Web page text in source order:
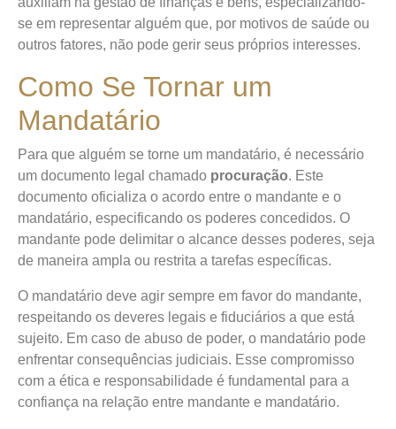
se em representar alguém que, por motivos de saúde ou
outros fatores, não pode gerir seus próprios interesses.
Como Se Tornar um
Mandatário
Para que alguém se torne um mandatário, é necessário
um documento legal chamado procuração. Este
documento oficializa o acordo entre o mandante e o
mandatário, especificando os poderes concedidos. O
mandante pode delimitar o alcance desses poderes, seja
de maneira ampla ou restrita a tarefas específicas.
O mandatário deve agir sempre em favor do mandante,
respeitando os deveres legais e fiduciários a que está
sujeito. Em caso de abuso de poder, o mandatário pode
enfrentar consequências judiciais. Esse compromisso
com a ética e responsabilidade é fundamental para a
confiança na relação entre mandante e mandatário.